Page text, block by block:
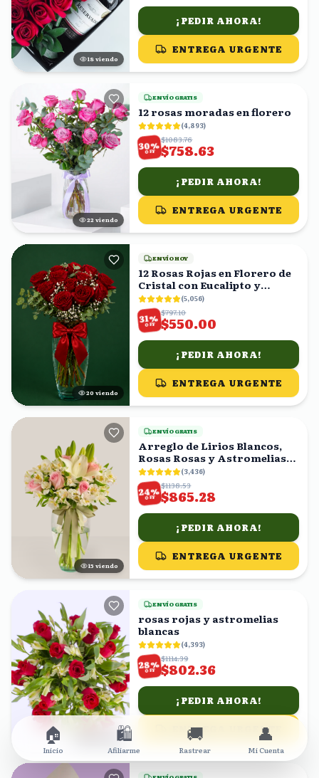
18 viendo
¡PEDIR AHORA!
ENTREGA URGENTE
22 viendo
ENVÍO GRATIS
12 rosas moradas en florero
(4,893)
30%
OFF
$1083.76
$758.63
¡PEDIR AHORA!
ENTREGA URGENTE
20 viendo
ENVÍO HOY
12 Rosas Rojas en Florero de
Cristal con Eucalipto y
Gypsophila
(5,056)
31%
OFF
$797.10
$550.00
¡PEDIR AHORA!
ENTREGA URGENTE
15 viendo
ENVÍO GRATIS
Arreglo de Lirios Blancos,
Rosas Rosas y Astromelias
en Florero
(3,436)
24%
OFF
$1138.53
$865.28
¡PEDIR AHORA!
ENTREGA URGENTE
ENVÍO GRATIS
rosas rojas y astromelias
blancas
(4,393)
28%
OFF
$1114.39
$802.36
¡PEDIR AHORA!
ENTREGA URGENTE
🏠
Inicio
🛍️
Afiliarme
🚚
Rastrear
👤
Mi Cuenta